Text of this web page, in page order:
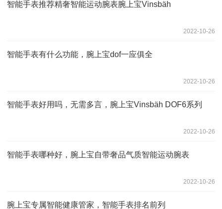
智能手表推荐精奢智能运动腕表腕上宝Vinsbäh
2022-10-26
智能手表有什么功能，腕上宝dof一应俱全
2022-10-26
智能手表好用吗，无需多言，腕上宝Vinsbäh DOF6系列
2022-10-26
智能手表哪种好，腕上宝自带奢品气质智能运动腕表
2022-10-26
腕上宝专属智能健康管家，智能手表排名前列